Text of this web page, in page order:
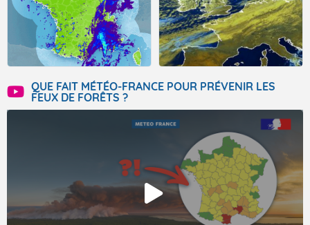
QUE FAIT MÉTÉO-FRANCE POUR PRÉVENIR LES
FEUX DE FORÊTS ?